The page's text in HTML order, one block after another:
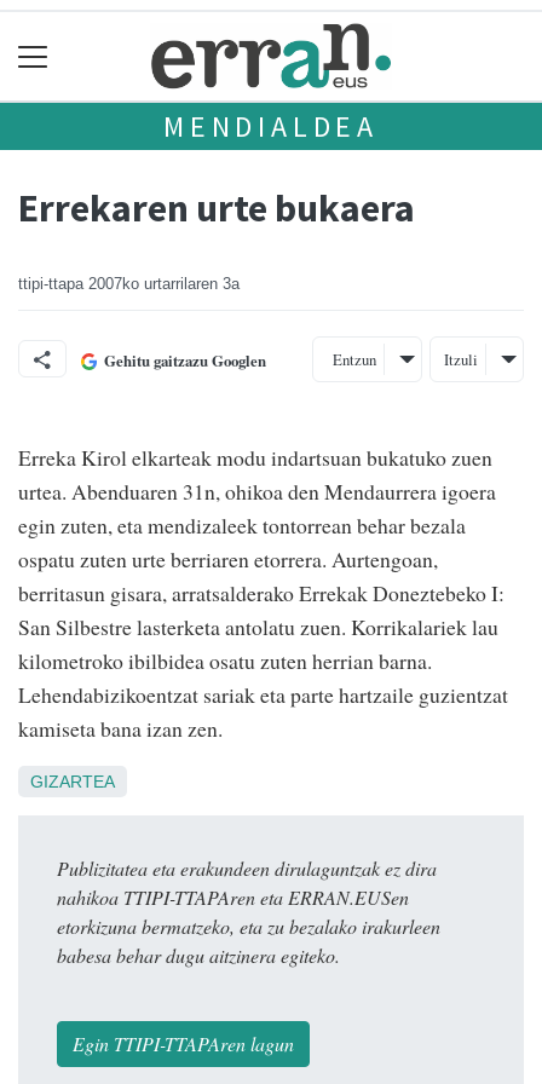
MENDIALDEA
Errekaren urte bukaera
ttipi-ttapa 2007ko urtarrilaren 3a
Gehitu gaitzazu Googlen Entzun Itzuli
Erreka Kirol elkarteak modu indartsuan bukatuko zuen
urtea. Abenduaren 31n, ohikoa den Mendaurrera igoera
egin zuten, eta mendizaleek tontorrean behar bezala
ospatu zuten urte berriaren etorrera. Aurtengoan,
berritasun gisara, arratsalderako Errekak Doneztebeko I:
San Silbestre lasterketa antolatu zuen. Korrikalariek lau
kilometroko ibilbidea osatu zuten herrian barna.
Lehendabizikoentzat sariak eta parte hartzaile guzientzat
kamiseta bana izan zen.
GIZARTEA
Publizitatea eta erakundeen dirulaguntzak ez dira
nahikoa TTIPI-TTAPAren eta ERRAN.EUSen
etorkizuna bermatzeko, eta zu bezalako irakurleen
babesa behar dugu aitzinera egiteko.
Egin TTIPI-TTAPAren lagun